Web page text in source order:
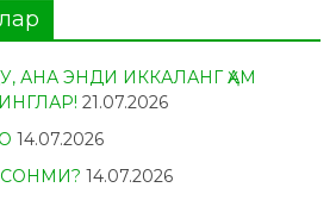
АНА ЭНДИ ИККАЛАНГ ҲАМ
21.07.2026
14.07.2026
14.07.2026